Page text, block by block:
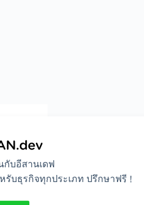
กับอีสานเดฟ
รับธุรกิจทุกประเภท ปรึกษาฟรี !
ง